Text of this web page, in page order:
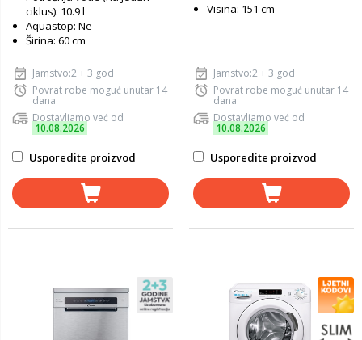
ciklus): 10.9 l
Aquastop: Ne
Širina: 60 cm
Jamstvo:2 + 3 god
Povrat robe moguć unutar 14
dana
Dostavljamo već od
10.08.2026
Usporedite proizvod
Visina: 151 cm
Jamstvo:2 + 3 god
Povrat robe moguć unutar 14
dana
Dostavljamo već od
10.08.2026
Usporedite proizvod